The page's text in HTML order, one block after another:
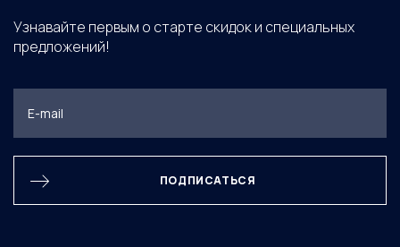
Узнавайте первым о старте скидок и специальных
предложений!
ПОДПИСАТЬСЯ